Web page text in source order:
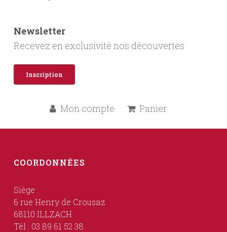
Newsletter
Recevez en exclusivité nos découvertes
Inscription
Mon compte Panier
COORDONNÉES
Siège :
6 rue Henry de Crousaz
68110 ILLZACH
Tél : 03 89 61 52 38